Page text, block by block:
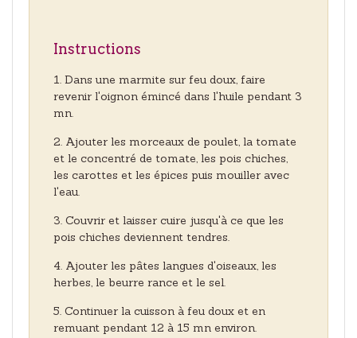
Instructions
Dans une marmite sur feu doux, faire
revenir l'oignon émincé dans l'huile pendant 3
mn.
Ajouter les morceaux de poulet, la tomate
et le concentré de tomate, les pois chiches,
les carottes et les épices puis mouiller avec
l'eau.
Couvrir et laisser cuire jusqu'à ce que les
pois chiches deviennent tendres.
Ajouter les pâtes langues d'oiseaux, les
herbes, le beurre rance et le sel.
Continuer la cuisson à feu doux et en
remuant pendant 12 à 15 mn environ.